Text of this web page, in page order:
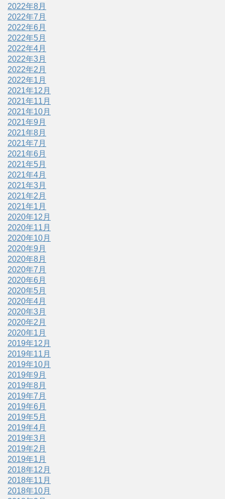
2022年8月
2022年7月
2022年6月
2022年5月
2022年4月
2022年3月
2022年2月
2022年1月
2021年12月
2021年11月
2021年10月
2021年9月
2021年8月
2021年7月
2021年6月
2021年5月
2021年4月
2021年3月
2021年2月
2021年1月
2020年12月
2020年11月
2020年10月
2020年9月
2020年8月
2020年7月
2020年6月
2020年5月
2020年4月
2020年3月
2020年2月
2020年1月
2019年12月
2019年11月
2019年10月
2019年9月
2019年8月
2019年7月
2019年6月
2019年5月
2019年4月
2019年3月
2019年2月
2019年1月
2018年12月
2018年11月
2018年10月